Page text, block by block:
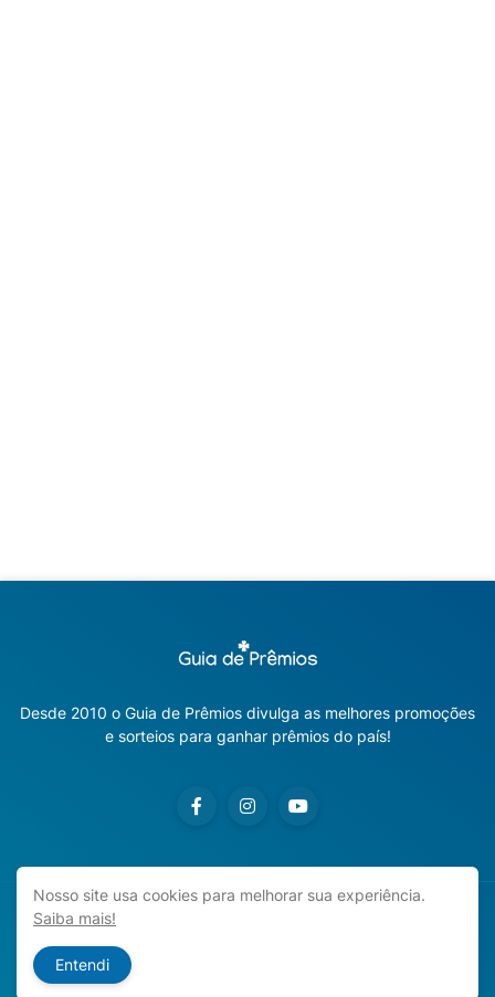
Desde 2010 o Guia de Prêmios divulga as melhores promoções
e sorteios para ganhar prêmios do país!
Copyright ©
Início
Sobre o Blog
Nosso site usa cookies para melhorar sua experiência.
Saiba mais!
Entendi